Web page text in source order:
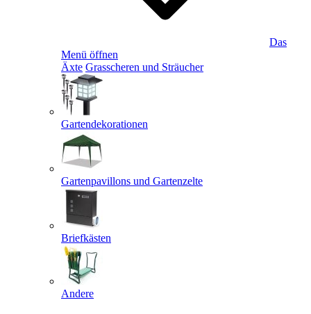
Das
Menü öffnen
Äxte Grasscheren und Sträucher
Gartendekorationen
Gartenpavillons und Gartenzelte
Briefkästen
Andere